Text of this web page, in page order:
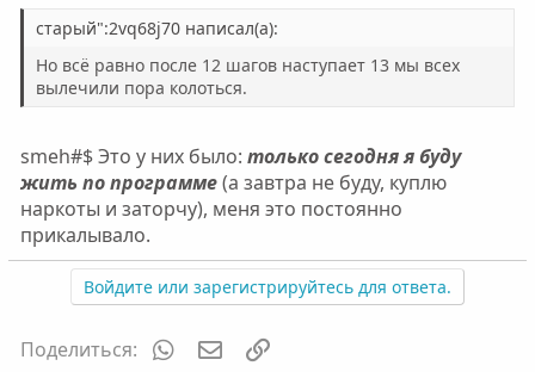
старый":2vq68j70 написал(а):
Но всё равно после 12 шагов наступает 13 мы всех
вылечили пора колоться.
smeh#$ Это у них было: только сегодня я буду
жить по программе(а завтра не буду, куплю
наркоты и заторчу), меня это постоянно
прикалывало.
Войдите или зарегистрируйтесь для ответа.
Поделиться: WhatsAppЭлектронная почта